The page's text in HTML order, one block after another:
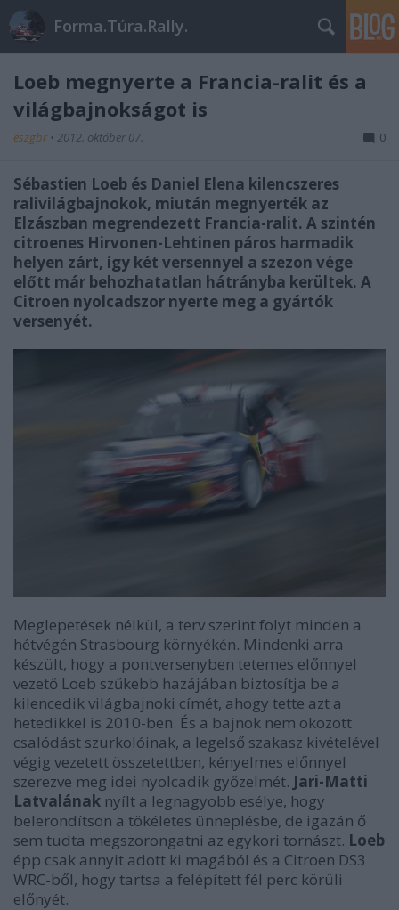
Forma.Túra.Rally.
Loeb megnyerte a Francia-ralit és a
világbajnokságot is
eszgbr • 2012. október 07. 0
Sébastien Loeb és Daniel Elena kilencszeres
ralivilágbajnokok, miután megnyerték az
Elzászban megrendezett Francia-ralit. A szintén
citroenes Hirvonen-Lehtinen páros harmadik
helyen zárt, így két versennyel a szezon vége
előtt már behozhatatlan hátrányba kerültek. A
Citroen nyolcadszor nyerte meg a gyártók
versenyét.
Meglepetések nélkül, a terv szerint folyt minden a
hétvégén Strasbourg környékén. Mindenki arra
készült, hogy a pontversenyben tetemes előnnyel
vezető Loeb szűkebb hazájában biztosítja be a
kilencedik világbajnoki címét, ahogy tette azt a
hetedikkel is 2010-ben. És a bajnok nem okozott
csalódást szurkolóinak, a legelső szakasz kivételével
végig vezetett összetettben, kényelmes előnnyel
szerezve meg idei nyolcadik győzelmét. Jari-Matti
Latvalának nyílt a legnagyobb esélye, hogy
belerondítson a tökéletes ünneplésbe, de igazán ő
sem tudta megszorongatni az egykori tornászt. Loeb
épp csak annyit adott ki magából és a Citroen DS3
WRC-ből, hogy tartsa a felépített fél perc körüli
előnyét.